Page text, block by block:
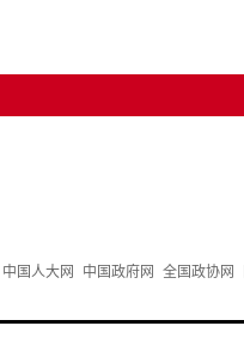
中国人大网 中国政府网 全国政协网